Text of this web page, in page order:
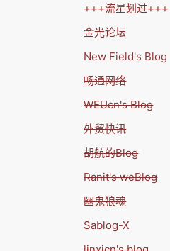
+++流星划过+++
金光论坛
New Field's Blog
畅通网络
WEUcn's Blog
外贸快讯
胡航的Blog
Ranit's weBlog
幽鬼狼魂
Sablog-X